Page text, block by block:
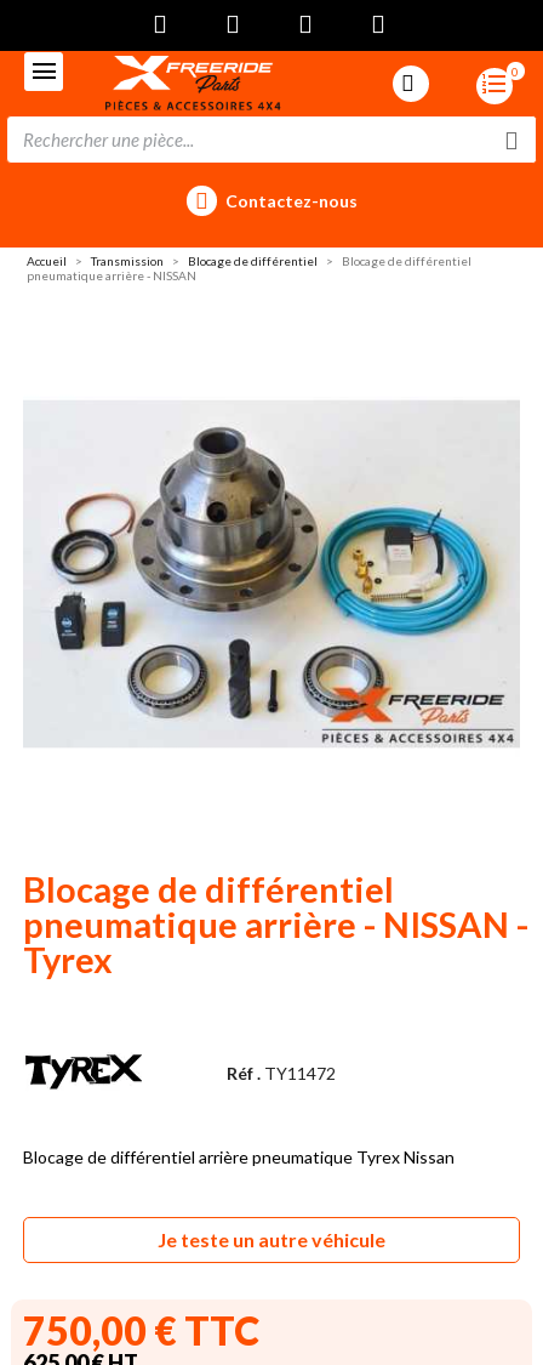
0
Contactez-nous
Accueil Transmission Blocage de différentiel
Blocage de différentiel
pneumatique arrière - NISSAN
Blocage de différentiel
pneumatique arrière - NISSAN -
Tyrex
Réf . TY11472
Blocage de différentiel arrière pneumatique Tyrex Nissan
Je teste un autre véhicule
750,00 € TTC